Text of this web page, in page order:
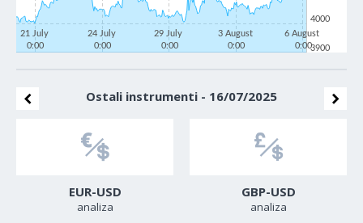
21 July
0:00
24 July
0:00
29 July
0:00
3 August
0:00
6 August
0:003900
4000
Ostali instrumenti - 16/07/2025
EUR-USD
analiza
GBP-USD
analiza